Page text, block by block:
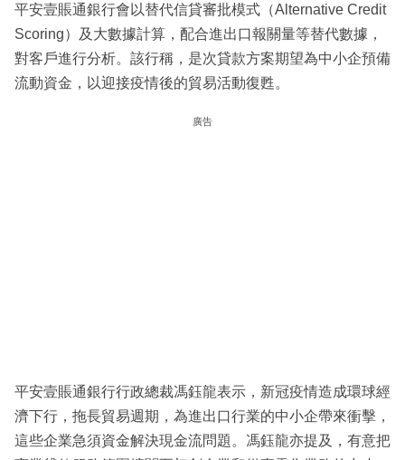
平安壹賬通銀行會以替代信貸審批模式（Alternative Credit
Scoring）及大數據計算，配合進出口報關量等替代數據，
對客戶進行分析。該行稱，是次貸款方案期望為中小企預備
流動資金，以迎接疫情後的貿易活動復甦。
廣告
平安壹賬通銀行行政總裁馮鈺龍表示，新冠疫情造成環球經
濟下行，拖長貿易週期，為進出口行業的中小企帶來衝擊，
這些企業急須資金解決現金流問題。馮鈺龍亦提及，有意把